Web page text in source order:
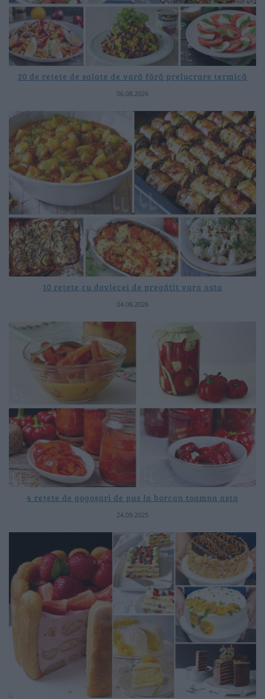
20 de rețete de salate de vară fără prelucrare termică
06.08.2026
10 rețete cu dovlecei de pregătit vara asta
04.08.2026
4 rețete de gogoșari de pus la borcan toamna asta
24.09.2025